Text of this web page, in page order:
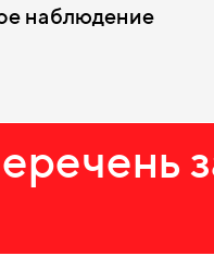
наблюдение